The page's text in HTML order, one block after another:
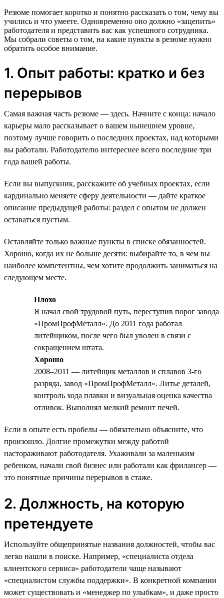
Резюме помогает коротко и понятно рассказать о том, чему вы
учились и что умеете. Одновременно оно должно «зацепить»
работодателя и представить вас как успешного сотрудника.
Мы собрали советы о том, на какие пункты в резюме нужно
обратить особое внимание.
1. Опыт работы: кратко и без
перерывов
Самая важная часть резюме — здесь. Начните с конца: начало
карьеры мало рассказывает о вашем нынешнем уровне,
поэтому лучше говорить о последних проектах, над которыми
вы работали. Работодателю интереснее всего последние три
года вашей работы.
Если вы выпускник, расскажите об учебных проектах, если
кардинально меняете сферу деятельности — дайте краткое
описание предыдущей работы: раздел с опытом не должен
оставаться пустым.
Оставляйте только важные пункты в списке обязанностей.
Хорошо, когда их не больше десяти: выбирайте то, в чем вы
наиболее компетентны, чем хотите продолжить заниматься на
следующем месте.
Плохо
Я начал свой трудовой путь, переступив порог завода
«ПромПрофМеталл». До 2011 года работал
литейщиком, после чего был уволен в связи с
сокращением штата.
Хорошо
2008–2011 — литейщик металлов и сплавов 3-го
разряда, завод «ПромПрофМеталл». Литье деталей,
контроль хода плавки и визуальная оценка качества
отливок. Выполнял мелкий ремонт печей.
Если в опыте есть пробелы — обязательно объясните, что
произошло. Долгие промежутки между работой
настораживают работодателя. Ухаживали за маленьким
ребенком, начали свой бизнес или работали как фрилансер —
это понятные причины перерывов в стаже.
2. Должность, на которую
претендуете
Используйте общепринятые названия должностей, чтобы вас
легко нашли в поиске. Например, «специалиста отдела
клиентского сервиса» работодатели чаще называют
«специалистом службы поддержки». В конкретной компании
может существовать и «менеджер по улыбкам», и даже просто